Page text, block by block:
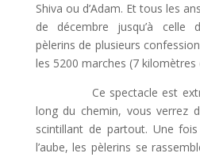
Shiva ou d’Adam. Et tous les
de décembre jusqu’à celle
pèlerins de plusieurs
les 5200 marches (7 kilomètres
Ce spectacle est
long du chemin, vous verrez
scintillant de partout. Une
l’aube, les pèlerins se